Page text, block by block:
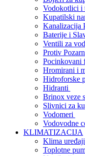
Vodokotlici i
Kupatilski
Kanalizacija
Baterije i
Ventili za
Protiv
Pocinkovani
Hromirani i
Hidroforske
Hidranti
Brinox veze
Slivnici za
Vodomeri
Vodovodne
KLIMATIZACIJA
Klima uređaji
Toplotne